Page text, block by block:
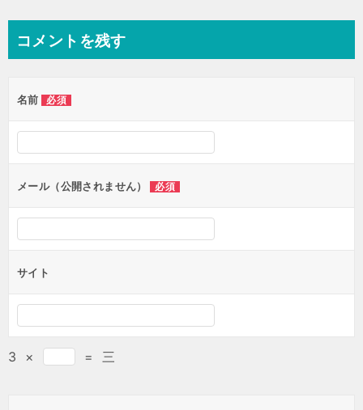
コメントを残す
名前 必須
メール（公開されません） 必須
サイト
3 × = 三